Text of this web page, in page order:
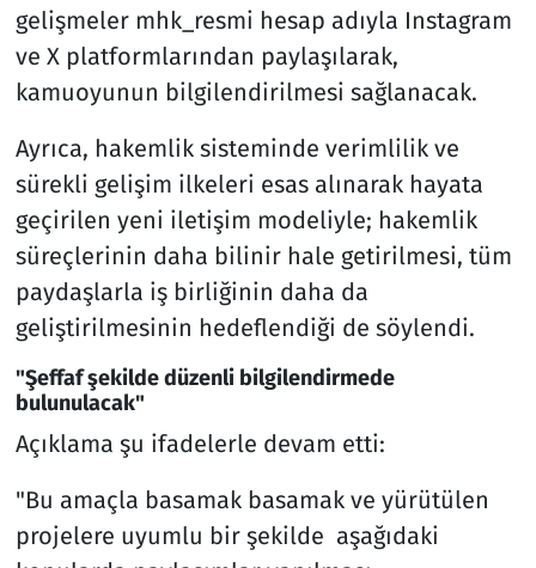
gelişmeler mhk_resmi hesap adıyla Instagram
ve X platformlarından paylaşılarak,
kamuoyunun bilgilendirilmesi sağlanacak.
Ayrıca, hakemlik sisteminde verimlilik ve
sürekli gelişim ilkeleri esas alınarak hayata
geçirilen yeni iletişim modeliyle; hakemlik
süreçlerinin daha bilinir hale getirilmesi, tüm
paydaşlarla iş birliğinin daha da
geliştirilmesinin hedeflendiği de söylendi.
"Şeffaf şekilde düzenli bilgilendirmede
bulunulacak"
Açıklama şu ifadelerle devam etti:
"Bu amaçla basamak basamak ve yürütülen
projelere uyumlu bir şekilde aşağıdaki